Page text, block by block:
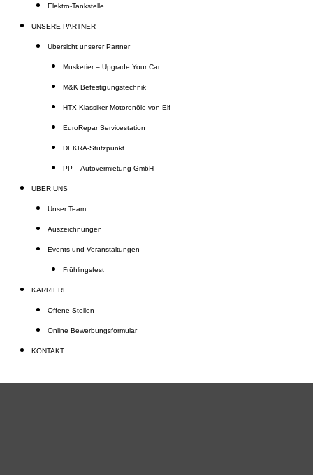
Elektro-Tankstelle
UNSERE PARTNER
Übersicht unserer Partner
Musketier – Upgrade Your Car
M&K Befestigungstechnik
HTX Klassiker Motorenöle von Elf
EuroRepar Servicestation
DEKRA-Stützpunkt
PP – Autovermietung GmbH
ÜBER UNS
Unser Team
Auszeichnungen
Events und Veranstaltungen
Frühlingsfest
KARRIERE
Offene Stellen
Online Bewerbungsformular
KONTAKT